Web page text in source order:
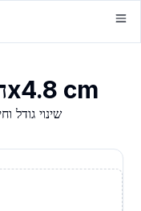
המרת תמונה ל-3.3x4.8 cm
שינוי גודל